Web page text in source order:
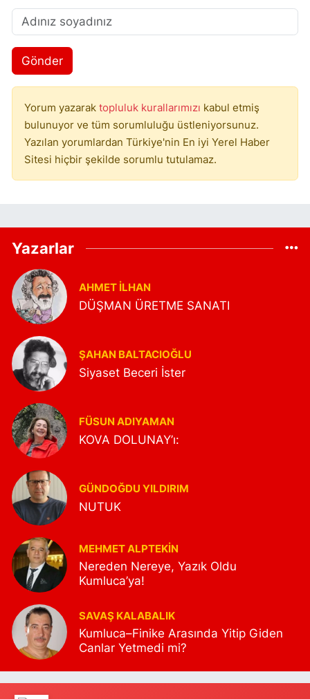
Gönder
Yorum yazarak topluluk kurallarımızı kabul etmiş
bulunuyor ve tüm sorumluluğu üstleniyorsunuz.
Yazılan yorumlardan Türkiye'nin En iyi Yerel Haber
Sitesi hiçbir şekilde sorumlu tutulamaz.
Yazarlar
AHMET İLHAN
DÜŞMAN ÜRETME SANATI
ŞAHAN BALTACIOĞLU
Siyaset Beceri İster
FÜSUN ADIYAMAN
KOVA DOLUNAY’ı:
GÜNDOĞDU YILDIRIM
NUTUK
MEHMET ALPTEKİN
Nereden Nereye, Yazık Oldu
Kumluca’ya!
SAVAŞ KALABALIK
Kumluca–Finike Arasında Yitip Giden
Canlar Yetmedi mi?